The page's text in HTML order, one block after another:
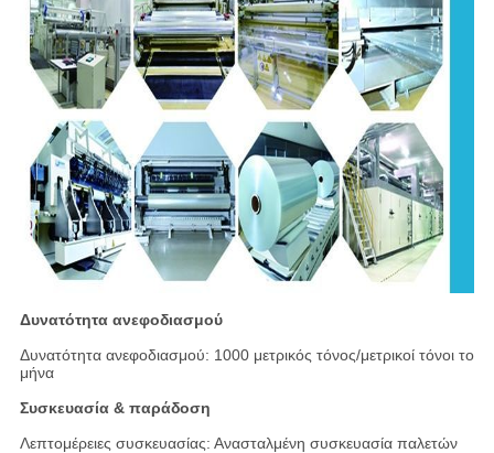
Δυνατότητα ανεφοδιασμού
Δυνατότητα ανεφοδιασμού: 1000 μετρικός τόνος/μετρικοί τόνοι το
μήνα
Συσκευασία & παράδοση
Λεπτομέρειες συσκευασίας: Ανασταλμένη συσκευασία παλετών